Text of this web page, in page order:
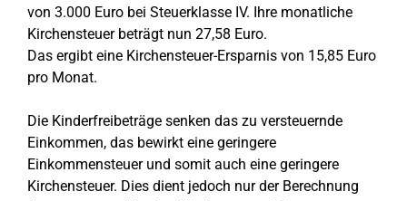
von 3.000 Euro bei Steuerklasse IV. Ihre monatliche
Kirchensteuer beträgt nun 27,58 Euro.
Das ergibt eine Kirchensteuer-Ersparnis von 15,85 Euro
pro Monat.
Die Kinderfreibeträge senken das zu versteuernde
Einkommen, das bewirkt eine geringere
Einkommensteuer und somit auch eine geringere
Kirchensteuer. Dies dient jedoch nur der Berechnung